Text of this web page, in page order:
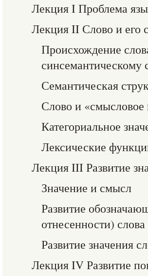
Лекция I Проблема
Лекция II Слово и его
Происхождение
синсемантическому
Семантическая
Слово и «смысловое
Категориальное
Лексические
Лекция III Развитие
Значение и смысл
Развитие
отнесенности) слова
Развитие значения
Лекция IV Развитие